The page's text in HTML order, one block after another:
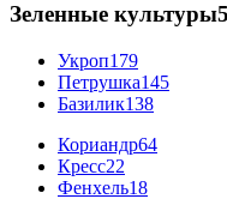
Зеленные культуры
Укроп179
Петрушка145
Базилик138
Кориандр64
Кресс22
Фенхель18